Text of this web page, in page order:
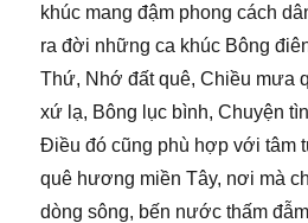
khúc mang đậm phong cách
ra đời những ca khúc Bông
Thứ, Nhớ đất quê, Chiều mưa
xứ lạ, Bông lục bình, Chuyện
Điều đó cũng phù hợp với tâm
quê hương miền Tây, nơi mà
dòng sông, bến nước thấm